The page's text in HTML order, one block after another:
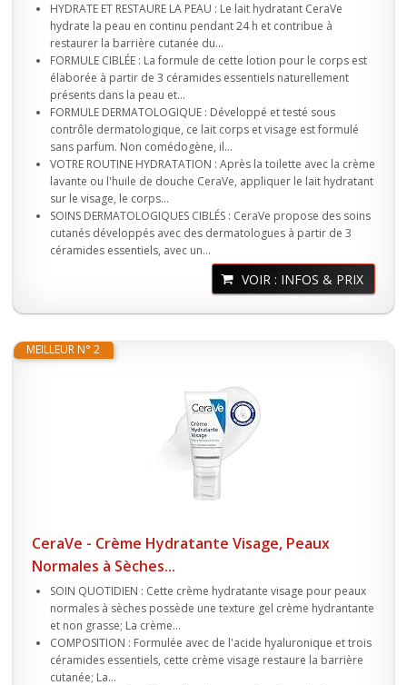
HYDRATE ET RESTAURE LA PEAU : Le lait hydratant CeraVe
hydrate la peau en continu pendant 24 h et contribue à
restaurer la barrière cutanée du...
FORMULE CIBLÉE : La formule de cette lotion pour le corps est
élaborée à partir de 3 céramides essentiels naturellement
présents dans la peau et...
FORMULE DERMATOLOGIQUE : Développé et testé sous
contrôle dermatologique, ce lait corps et visage est formulé
sans parfum. Non comédogène, il...
VOTRE ROUTINE HYDRATATION : Après la toilette avec la crème
lavante ou l'huile de douche CeraVe, appliquer le lait hydratant
sur le visage, le corps...
SOINS DERMATOLOGIQUES CIBLÉS : CeraVe propose des soins
cutanés développés avec des dermatologues à partir de 3
céramides essentiels, avec un...
VOIR : INFOS & PRIX
MEILLEUR N° 2
CeraVe - Crème Hydratante Visage, Peaux
Normales à Sèches...
SOIN QUOTIDIEN : Cette crème hydratante visage pour peaux
normales à sèches possède une texture gel crème hydrantante
et non grasse; La crème...
COMPOSITION : Formulée avec de l'acide hyaluronique et trois
céramides essentiels, cette crème visage restaure la barrière
cutanée; La...